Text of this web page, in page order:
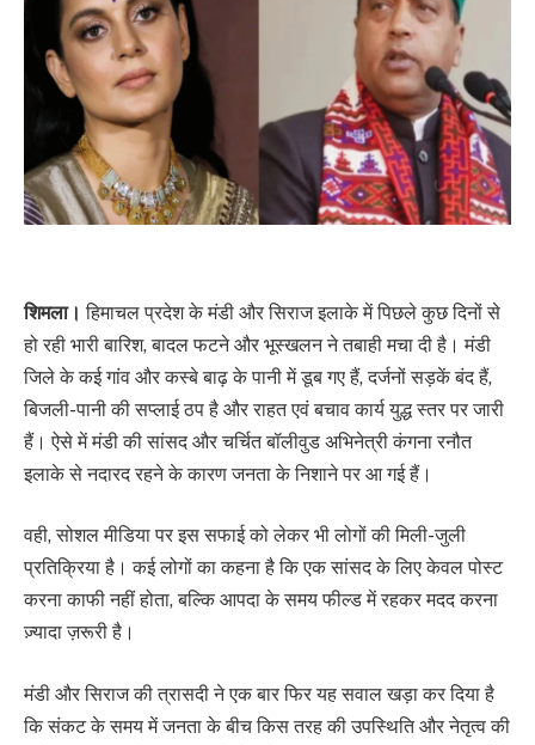
शिमला। हिमाचल प्रदेश के मंडी और सिराज इलाके में पिछले कुछ दिनों से
हो रही भारी बारिश, बादल फटने और भूस्खलन ने तबाही मचा दी है। मंडी
जिले के कई गांव और कस्बे बाढ़ के पानी में डूब गए हैं, दर्जनों सड़कें बंद हैं,
बिजली-पानी की सप्लाई ठप है और राहत एवं बचाव कार्य युद्ध स्तर पर जारी
हैं। ऐसे में मंडी की सांसद और चर्चित बॉलीवुड अभिनेत्री कंगना रनौत
इलाके से नदारद रहने के कारण जनता के निशाने पर आ गई हैं।
वही, सोशल मीडिया पर इस सफाई को लेकर भी लोगों की मिली-जुली
प्रतिक्रिया है। कई लोगों का कहना है कि एक सांसद के लिए केवल पोस्ट
करना काफी नहीं होता, बल्कि आपदा के समय फील्ड में रहकर मदद करना
ज़्यादा ज़रूरी है।
मंडी और सिराज की त्रासदी ने एक बार फिर यह सवाल खड़ा कर दिया है
कि संकट के समय में जनता के बीच किस तरह की उपस्थिति और नेतृत्व की